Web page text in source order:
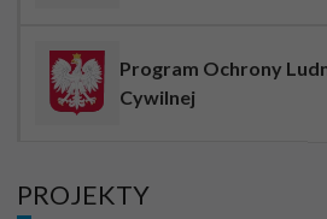
Program Ochrony
Cywilnej
PROJEKTY